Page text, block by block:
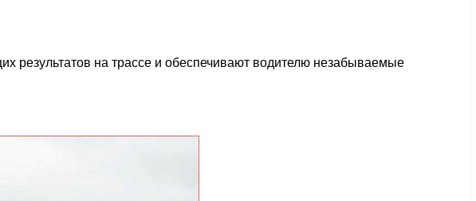
результатов на трассе и обеспечивают водителю незабываемые